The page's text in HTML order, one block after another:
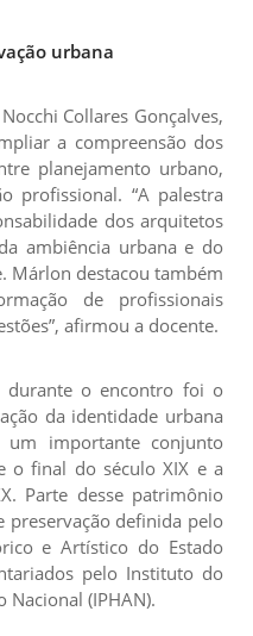
urbana
Collares Gonçalves,
a compreensão dos
planejamento urbano,
profissional. “A palestra
dos arquitetos
ambiência urbana e do
Márlon destacou também
de profissionais
afirmou a docente.
durante o encontro foi o
da identidade urbana
um importante conjunto
o final do século XIX e a
Parte desse patrimônio
preservação definida pelo
e Artístico do Estado
pelo Instituto do
(IPHAN).